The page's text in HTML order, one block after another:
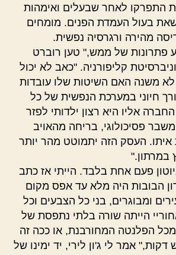
התפרקו לאחר שבעלים ואימהות
בעול העמדת הפנים. מומחים
מהירה ורגרסיה נפשית.
פתרונות של ממש," טען רוברט
קליפורניה. "כאב לא יכול
משנה האם השיטות שלו עובדות
חיוני במערכת הנפשית של כל
אליו היא רצון ילדותי לפזר
פסיכולוגי, בריחה מהאויב
העסק הזה יתמוטט מהר יותר
במרתון."
פעם אחת בלבד. הייתי אז כתב
הבובות היה מלא עד אפס מקום
ומבוגרים, בני כל הצבעים וכל
הייתה שורה בלתי נתפסת של
מכל הפלנטה המחורבנת, או ככה זה
אמר לי ג'ון לירי, יד ימינו של